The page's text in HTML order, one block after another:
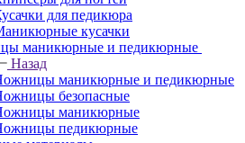
для педикюра
кусачки
маникюрные и педикюрные
Назад
маникюрные и педикюрные
безопасные
маникюрные
педикюрные